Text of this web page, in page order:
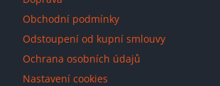
Obchodní podmínky
Odstoupení od kupní smlouvy
Ochrana osobních údajů
Nastavení cookies